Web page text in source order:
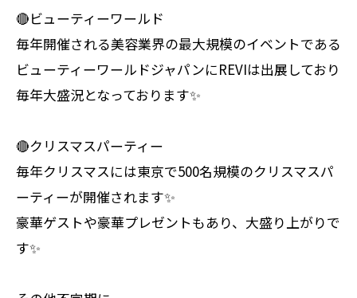
🔴ビューティーワールド
毎年開催される美容業界の最大規模のイベントである
ビューティーワールドジャパンにREVIは出展しており
毎年大盛況となっております✨
🔴クリスマスパーティー
毎年クリスマスには東京で500名規模のクリスマスパ
ーティーが開催されます✨
豪華ゲストや豪華プレゼントもあり、大盛り上がりで
す✨